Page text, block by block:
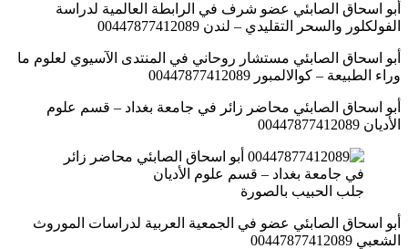
أبو اسحاق الصابئي عضو شرف في الرابطة العالمية لدراسة
الفولكلور والسحر التقليدي – لندن 00447877412089
أبو اسحاق الصابئي مستشار روحاني في المنتدى الآسيوي لعلوم ما
وراء الطبيعة – كوالالمبور 00447877412089
أبو اسحاق الصابئي محاضر زائر في جامعة بغداد – قسم علوم
الأديان 00447877412089
جلب الحبيب بالصورة
أبو اسحاق الصابئي عضو في الجمعية العربية لدراسات الموروث
الشعبي 00447877412089